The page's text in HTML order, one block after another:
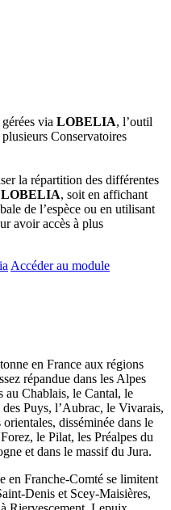
via LOBELIA, l’outil
Conservatoires
la répartition des différentes
LOBELIA, soit en affichant
de l’espèce ou en utilisant
avoir accès à plus
Accéder au module
en France aux régions
répandue dans les Alpes
au Chablais, le Cantal, le
Puys, l’Aubrac, le Vivarais,
disséminée dans le
le Pilat, les Préalpes du
et dans le massif du Jura.
en Franche-Comté se limitent
Denis et Scey-Maisières,